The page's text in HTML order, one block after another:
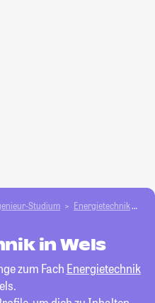
Studium Energietechnik
in Wels
zum Fach Energietechnik